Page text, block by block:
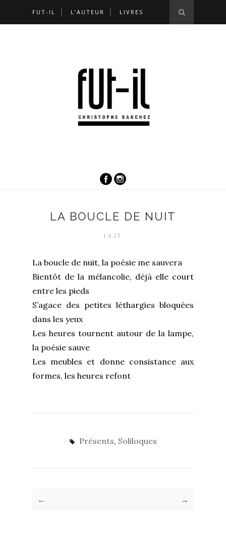
FUT-IL L’AUTEUR LIVRES
LA BOUCLE DE NUIT
1.4.23
La boucle de nuit, la poésie me sauvera
Bientôt de la mélancolie, déjà elle court
entre les pieds
S’agace des petites léthargies bloquées
dans les yeux
Les heures tournent autour de la lampe,
la poésie sauve
Les meubles et donne consistance aux
formes, les heures refont
Présents, Soliloques
← →